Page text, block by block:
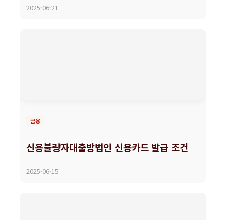
2025-06-21
금융
신용불량자대출방법인 신용카드 발급 조건
2025-06-15